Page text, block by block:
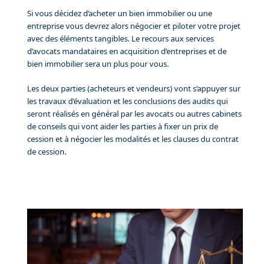
Si vous décidez d’acheter un bien immobilier ou une
entreprise vous devrez alors négocier et piloter votre projet
avec des éléments tangibles. Le recours aux services
d’avocats mandataires en acquisition d’entreprises et de
bien immobilier sera un plus pour vous.
Les deux parties (acheteurs et vendeurs) vont s’appuyer sur
les travaux d’évaluation et les conclusions des audits qui
seront réalisés en général par les avocats ou autres cabinets
de conseils qui vont aider les parties à fixer un prix de
cession et à négocier les modalités et les clauses du contrat
de cession.